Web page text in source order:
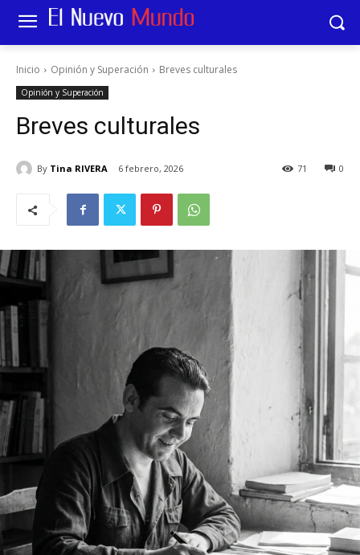
Inicio Opinión y Superación Breves culturales
Opinión y Superación
Breves culturales
By Tina RIVERA 6 febrero, 2026 0
71